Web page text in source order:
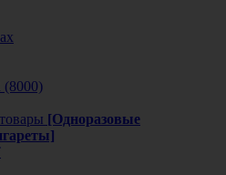
[Одноразовые